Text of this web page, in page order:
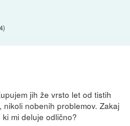
)
jih že vrsto let od tistih
nobenih problemov. Zakaj
mi deluje odlično?